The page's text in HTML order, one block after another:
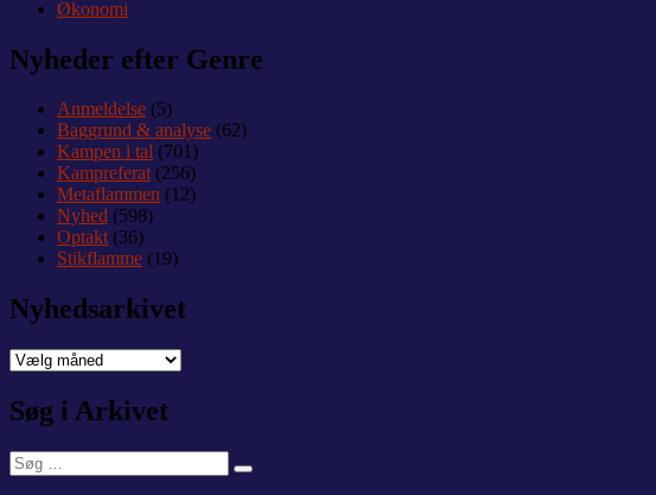
Økonomi
Nyheder efter Genre
Anmeldelse (5)
Baggrund & analyse (62)
Kampen i tal (701)
Kampreferat(256)
Metaflammen (12)
Nyhed (598)
Optakt(36)
Stikflamme (19)
Nyhedsarkivet
Nyhedsarkivet
Søg i Arkivet
Søg
efter:
Søg